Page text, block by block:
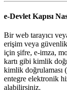
e-Devlet Kapısı
Bir web tarayıcı
erişim veya
için şifre, e-imza,
kartı gibi kimlik
kimlik doğrulaması
entegre elektronik
alabilirsiniz.